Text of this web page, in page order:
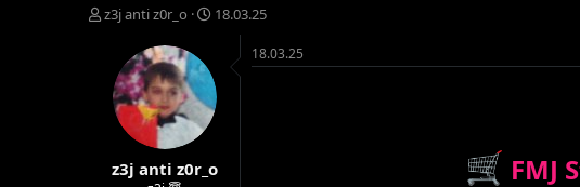
А
z3j anti z0r_o
Д
с
т
р
18.03.25
z3j anti z0r_o
18.03.25
FMJ